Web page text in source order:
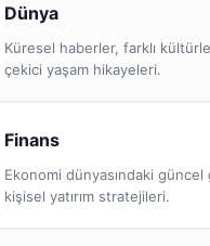
Dünya
Küresel haberler, farklı
çekici yaşam hikayeleri.
Finans
Ekonomi dünyasındaki
kişisel yatırım stratejileri.